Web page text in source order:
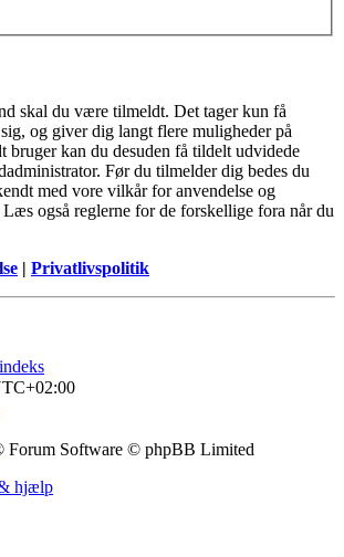
skal du være tilmeldt. Det tager kun få
og giver dig langt flere muligheder på
bruger kan du desuden få tildelt udvidede
Før du tilmelder dig bedes du
med vore vilkår for anvendelse og
også reglerne for de forskellige fora når du
| Privatlivspolitik
Forum Software © phpBB Limited
hjælp